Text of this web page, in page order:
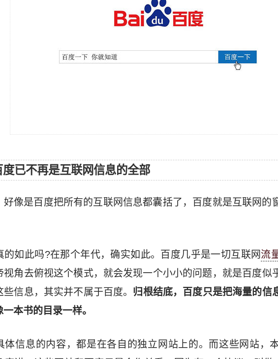
度已不再是互联网信息的全部
好像是百度把所有的互联网信息都囊括了，百度就是互联网的
的如此吗?在那个年代，确实如此。百度几乎是一切互联网 流
视角去俯视这个模式，就会发现一个小小的问题，就是百度似
信息，其实并不属于百度。 归根结底，百度只是把海量的信
本书的目录一样。
体信息的内容，都是在各自的独立网站上的。而这些网站，